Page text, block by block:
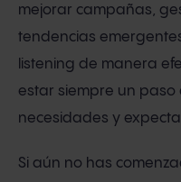
mejorar campañas,
tendencias
listening de manera
estar siempre un
necesidades y
Si aún no has